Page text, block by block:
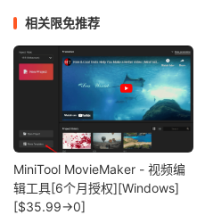
相关限免推荐
MiniTool MovieMaker - 视频编
辑工具[6个月授权][Windows]
[$35.99→0]